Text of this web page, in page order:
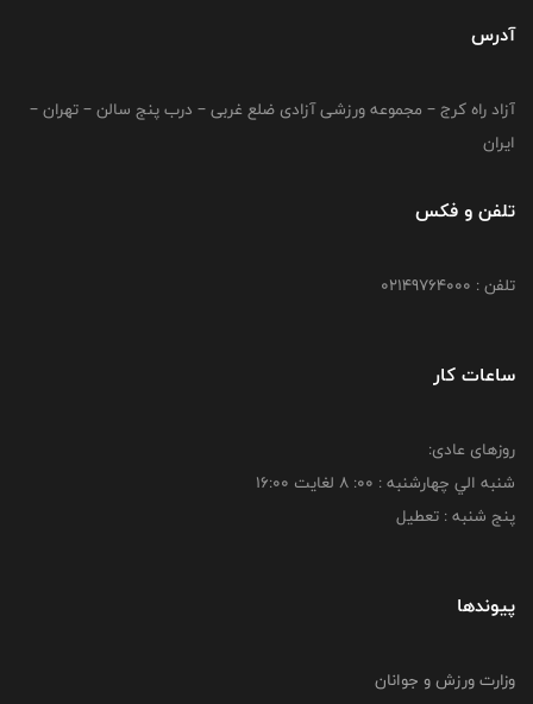
آدرس
آزاد راه کرج – مجموعه ورزشی آزادی ضلع غربی – درب پنج سالن – تهران –
ایران
تلفن و فکس
تلفن : 02149764000
ساعات کار
روزهای عادی:
شنبه الي چهارشنبه : 00: 8 لغايت 16:00
پنج شنبه : تعطیل
پیوندها
وزارت ورزش و جوانان